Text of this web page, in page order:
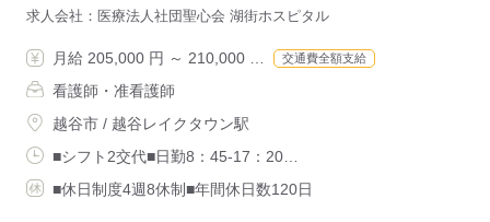
求人会社 医療法人社団聖心会 湖街ホスピタル
月給 205,000 円 ～ 210,000 … 交通費全額支給
看護師・准看護師
越谷市 / 越谷レイクタウン駅
■シフト2交代■日勤8：45-17：20…
■休日制度4週8休制■年間休日数120日